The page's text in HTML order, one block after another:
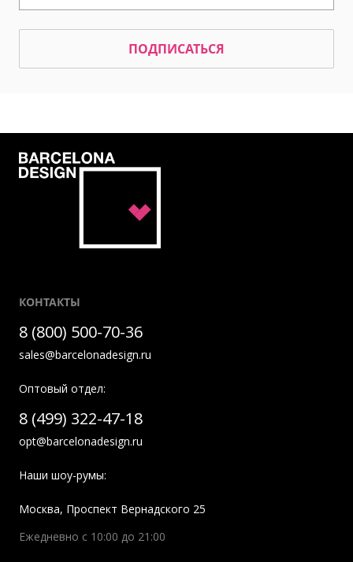
ПОДПИСАТЬСЯ
КОНТАКТЫ
8 (800) 500-70-36
sales@barcelonadesign.ru
Оптовый отдел:
8 (499) 322-47-18
opt@barcelonadesign.ru
Наши шоу-румы:
Москва, Проспект Вернадского 25
Ежедневно с 10:00 до 21:00